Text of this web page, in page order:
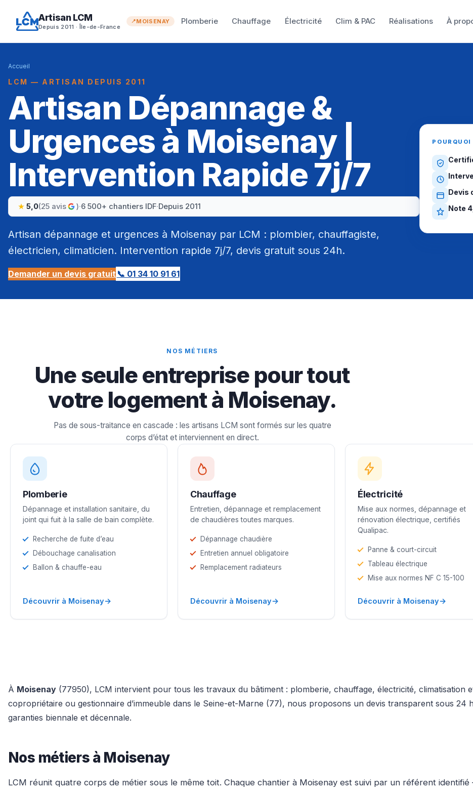
Artisan LCM
Depuis 2011 · Île-de-France
MOISENAY Plomberie Chauffage Électricité Clim & PAC Réalisations À
Accueil
LCM — ARTISAN DEPUIS 2011
Artisan Dépannage &
Urgences à Moisenay |
Intervention Rapide 7j/7
5,0(25 avis )·6 500+ chantiers IDF·Depuis 2011
Artisan dépannage et urgences à Moisenay par LCM : plombier, chauffagiste,
électricien, climaticien. Intervention rapide 7j/7, devis gratuit sous 24h.
Demander un devis gratuit 📞 01 34 10 91 61
Devis
Note
NOS MÉTIERS
Une seule entreprise pour tout
votre logement à Moisenay.
Pas de sous-traitance en cascade : les artisans LCM sont formés sur les quatre
corps d’état et interviennent en direct.
Plomberie
Dépannage et installation sanitaire, du
joint qui fuit à la salle de bain complète.
Recherche de fuite d’eau
Débouchage canalisation
Ballon & chauffe-eau
Découvrir à Moisenay→
Chauffage
Entretien, dépannage et remplacement
de chaudières toutes marques.
Dépannage chaudière
Entretien annuel obligatoire
Remplacement radiateurs
Découvrir à Moisenay→
Électricité
Mise aux normes, dépannage et
rénovation électrique, certifiés
Qualipac.
Panne & court-circuit
Tableau électrique
Mise aux normes NF C 15-100
Découvrir à Moisenay→
À Moisenay (77950), LCM intervient pour tous les travaux du bâtiment : plomberie, chauffage, électricité, climatisation
copropriétaire ou gestionnaire d’immeuble dans le Seine-et-Marne (77), nous proposons un devis transparent sous
garanties biennale et décennale.
Nos métiers à Moisenay
LCM réunit quatre corps de métier sous le même toit. Chaque chantier à Moisenay est suivi par un référent